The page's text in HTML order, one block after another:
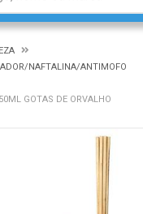
NAFTALINA/ANTIMOFO
GOTAS DE ORVALHO